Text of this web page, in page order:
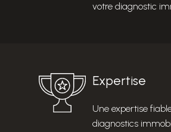
votre diagnostic
Expertise
Une expertise
diagnostics